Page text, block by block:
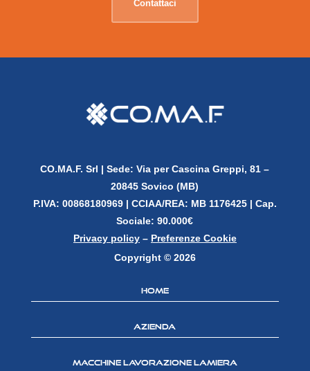
Contattaci
CO.MA.F. Srl |Sede: Via per Cascina Greppi, 81 –
20845 Sovico (MB)
P.IVA: 00868180969 | CCIAA/REA: MB 1176425 | Cap.
Sociale: 90.000€
Privacy policy– Preferenze Cookie
Copyright © 2026
Home
Azienda
Macchine lavorazione lamiera